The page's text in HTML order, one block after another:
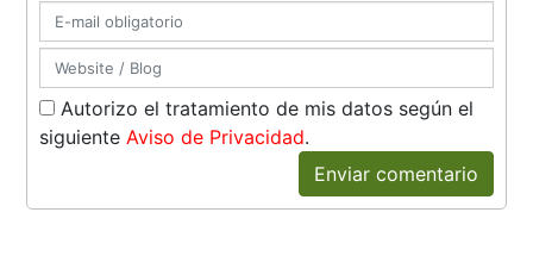
Autorizo el tratamiento de mis datos según el
siguienteAviso de Privacidad.
Enviar comentario